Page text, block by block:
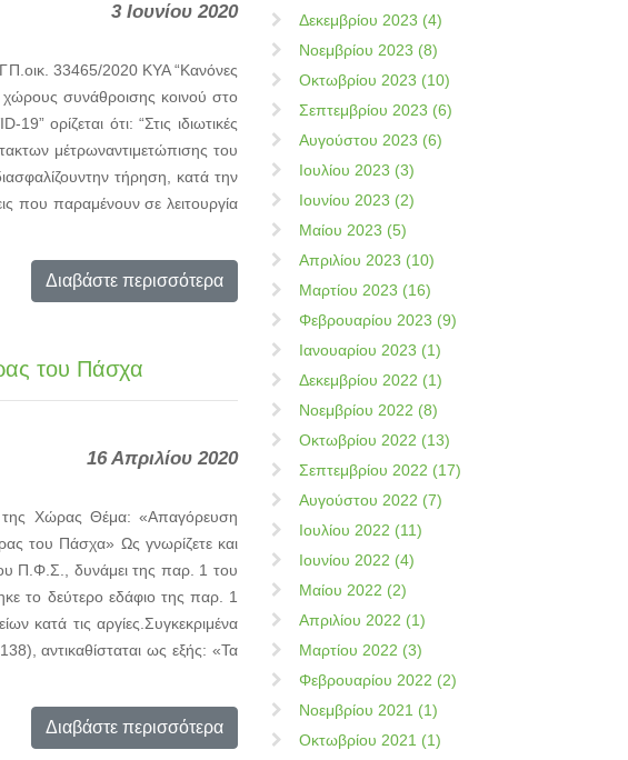
3 Ιουνίου 2020
33465/2020 ΚΥΑ “Κανόνες
χώρους συνάθροισης κοινού στο
ορίζεται ότι: “Στις ιδιωτικές
μέτρωναντιμετώπισης του
τήρηση, κατά την
που παραμένουν σε λειτουργία
Διαβάστε περισσότερα
του Πάσχα
16 Απριλίου 2020
της Χώρας Θέμα: «Απαγόρευση
του Πάσχα» Ως γνωρίζετε και
Π.Φ.Σ., δυνάμει της παρ. 1 του
το δεύτερο εδάφιο της παρ. 1
κατά τις αργίες.Συγκεκριμένα
αντικαθίσταται ως εξής: «Τα
Διαβάστε περισσότερα
Δεκεμβρίου 2023 (4)
Νοεμβρίου 2023 (8)
Οκτωβρίου 2023 (10)
Σεπτεμβρίου 2023 (6)
Αυγούστου 2023 (6)
Ιουλίου 2023 (3)
Ιουνίου 2023 (2)
Μαίου 2023 (5)
Απριλίου 2023 (10)
Μαρτίου 2023 (16)
Φεβρουαρίου 2023 (9)
Ιανουαρίου 2023 (1)
Δεκεμβρίου 2022 (1)
Νοεμβρίου 2022 (8)
Οκτωβρίου 2022 (13)
Σεπτεμβρίου 2022 (17)
Αυγούστου 2022 (7)
Ιουλίου 2022 (11)
Ιουνίου 2022 (4)
Μαίου 2022 (2)
Απριλίου 2022 (1)
Μαρτίου 2022 (3)
Φεβρουαρίου 2022 (2)
Νοεμβρίου 2021 (1)
Οκτωβρίου 2021 (1)